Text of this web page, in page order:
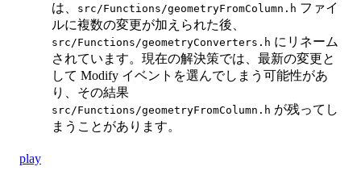
は、
src/Functions/geometryFromColumn.h ファイ
ルに複数の変更が加えられた後、
src/Functions/geometryConverters.h にリネーム
されています。現在の解決策では、最新の変更と
して Modify イベントを選んでしまう可能性があ
り、その結果
src/Functions/geometryFromColumn.h が残ってし
まうことがあります。
play